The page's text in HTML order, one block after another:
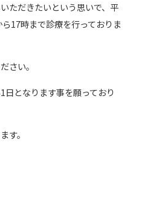
ただきたいという思いで、平
17時まで診療を行っておりま
さい。
日となります事を願っており
す。